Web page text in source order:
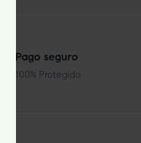
Pago seguro
100% Protegido